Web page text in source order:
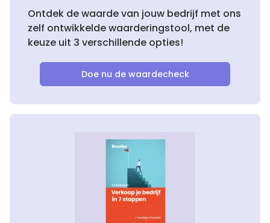
Ontdek de waarde van jouw bedrijf met ons
zelf ontwikkelde waarderingstool, met de
keuze uit 3 verschillende opties!
Doe nu de waardecheck